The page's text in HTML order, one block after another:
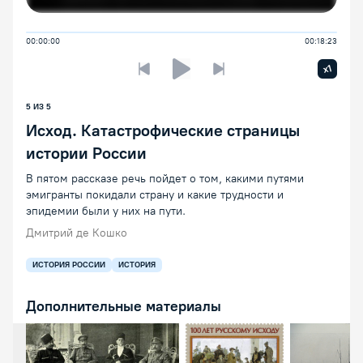
00:00:00 00:18:23
Предыдущая лекцияСледующая лекция
x1
5 ИЗ 5
Исход. Катастрофические страницы
истории России
В пятом рассказе речь пойдет о том, какими путями
эмигранты покидали страну и какие трудности и
эпидемии были у них на пути.
Дмитрий де Кошко
ИСТОРИЯ РОССИИ ИСТОРИЯ
Дополнительные материалы
Открыть предпросмотр изображенияОткрыть предпросмотр